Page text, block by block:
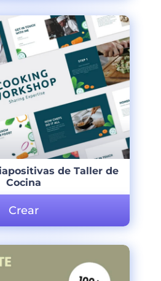
de Taller de
Cocina
Crear